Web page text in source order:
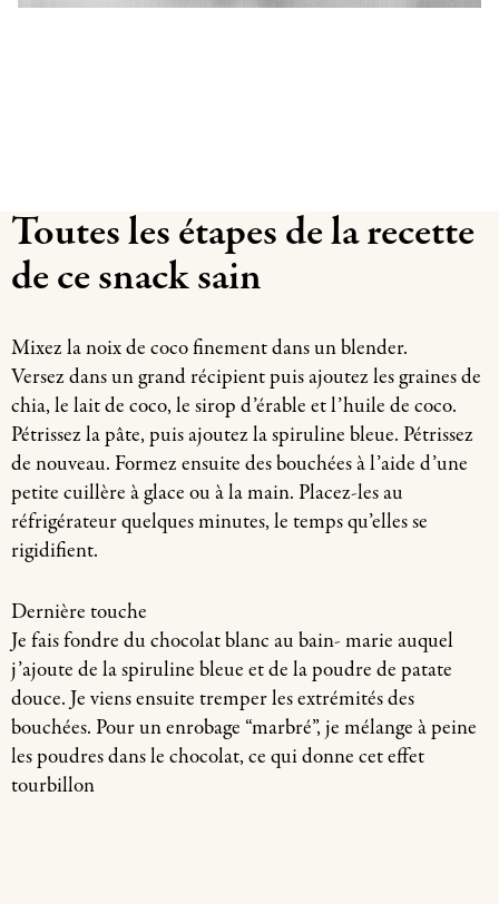
Toutes les étapes de la recette
de ce snack sain
Mixez la noix de coco finement dans un blender.
Versez dans un grand récipient puis ajoutez les graines de
chia, le lait de coco, le sirop d’érable et l’huile de coco.
Pétrissez la pâte, puis ajoutez la spiruline bleue. Pétrissez
de nouveau. Formez ensuite des bouchées à l’aide d’une
petite cuillère à glace ou à la main. Placez-les au
réfrigérateur quelques minutes, le temps qu’elles se
rigidifient.
Dernière touche
Je fais fondre du chocolat blanc au bain- marie auquel
j’ajoute de la spiruline bleue et de la poudre de patate
douce. Je viens ensuite tremper les extrémités des
bouchées. Pour un enrobage “marbré”, je mélange à peine
les poudres dans le chocolat, ce qui donne cet effet
tourbillon